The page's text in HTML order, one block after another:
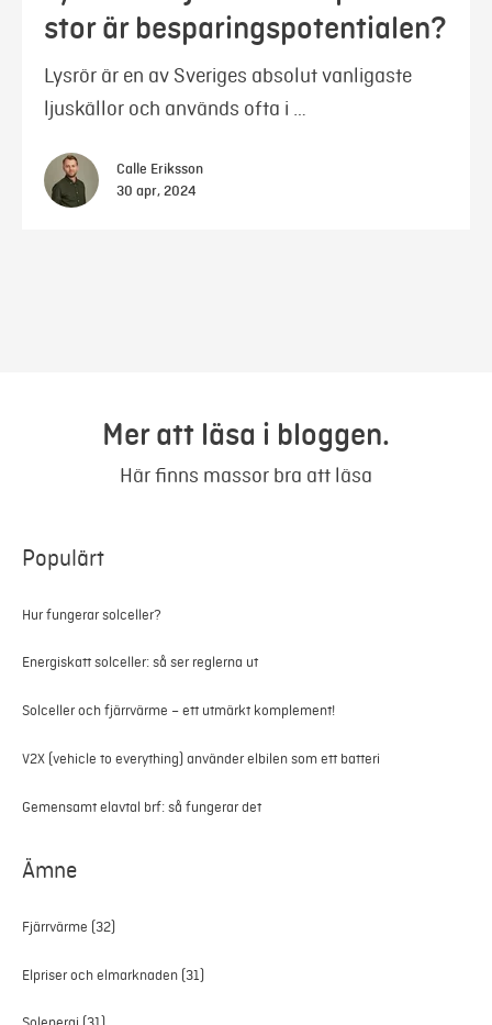
stor är besparingspotentialen?
Lysrör är en av Sveriges absolut vanligaste
ljuskällor och används ofta i …
Calle Eriksson
30 apr, 2024
Mer att läsa i bloggen.
Här finns massor bra att läsa
Populärt
Hur fungerar solceller?
Energiskatt solceller: så ser reglerna ut
Solceller och fjärrvärme – ett utmärkt komplement!
V2X (vehicle to everything) använder elbilen som ett batteri
Gemensamt elavtal brf: så fungerar det
Ämne
Fjärrvärme (32)
Elpriser och elmarknaden (31)